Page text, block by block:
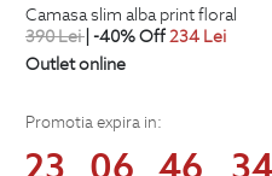
camasa slim alba print floral
390Lei| -40% Off234 Lei
Outlet online
Promotia expira in: